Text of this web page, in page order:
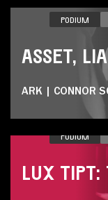
PODIUM
ASSET,
ARK | CONNOR
PODIUM
LUX TIPT: